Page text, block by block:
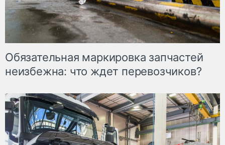
Обязательная маркировка запчастей
неизбежна: что ждет перевозчиков?